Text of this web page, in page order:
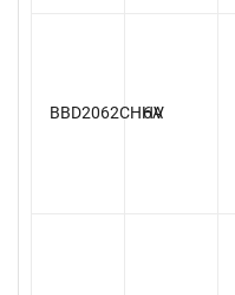
BBD2062CHHV
6A